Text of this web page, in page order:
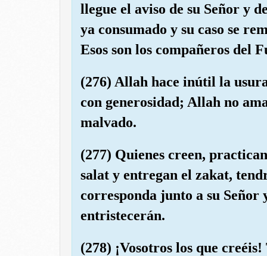
llegue el aviso de su Señor y
ya consumado y su caso se
Esos son los compañeros del
(276) Allah hace inútil la
con generosidad; Allah no
malvado.
(277) Quienes creen,
salat y entregan el zakat,
corresponda junto a su Señor
entristecerán.
(278) ¡Vosotros los que